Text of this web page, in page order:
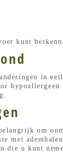
kunt
in
om
die u kunt